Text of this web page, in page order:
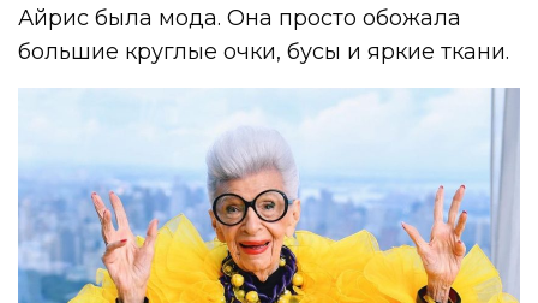
Айрис была мода. Она просто обожала
большие круглые очки, бусы и яркие ткани.